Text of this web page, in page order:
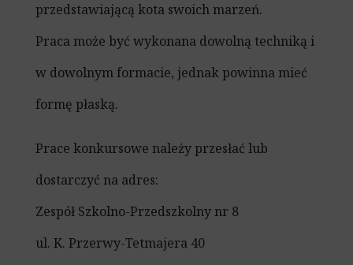
przedstawiającą kota swoich marzeń.
Praca może być wykonana dowolną techniką i
w dowolnym formacie, jednak powinna mieć
formę płaską.
Prace konkursowe należy przesłać lub
dostarczyć na adres:
Zespół Szkolno-Przedszkolny nr 8
ul. K. Przerwy-Tetmajera 40